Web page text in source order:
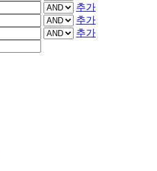
추가
추가
추가